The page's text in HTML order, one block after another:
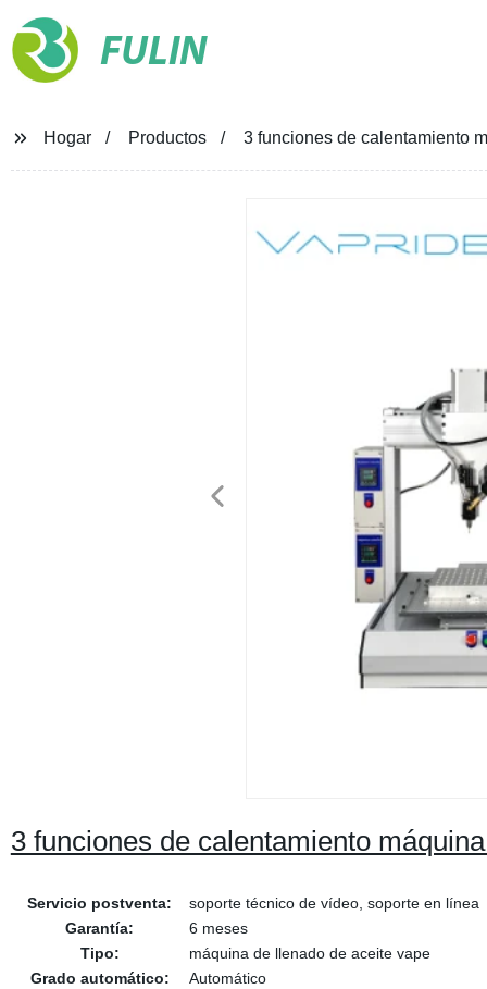
FULIN
Hogar Productos 3 funciones de calentamiento
3 funciones de calentamiento
Servicio postventa:
soporte técnico de vídeo, soporte en línea
Garantía:
6 meses
Tipo:
máquina de llenado de aceite vape
Grado automático:
Automático